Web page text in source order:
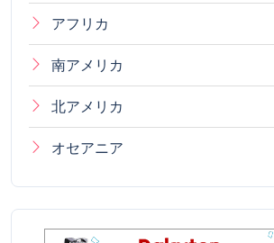
アフリカ
南アメリカ
北アメリカ
オセアニア